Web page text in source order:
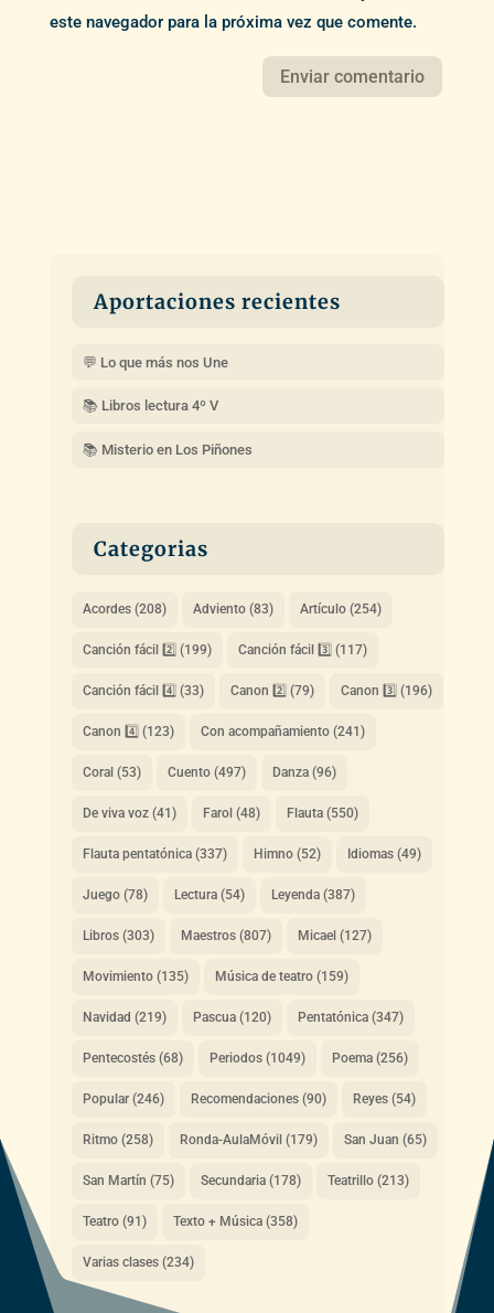
este navegador para la próxima vez que comente.
Aportaciones recientes
💬 Lo que más nos Une
📚 Libros lectura 4º V
📚 Misterio en Los Piñones
Categorias
Acordes(208) Adviento(83) Artículo(254)
Canción fácil 2️⃣ (199) Canción fácil 3️⃣ (117)
Canción fácil 4️⃣ (33) Canon 2️⃣ (79) Canon 3️⃣ (196)
Canon 4️⃣ (123) Con acompañamiento(241)
Coral (53) Cuento(497) Danza(96)
De viva voz(41) Farol (48) Flauta(550)
Flauta pentatónica(337) Himno(52) Idiomas(49)
Juego(78) Lectura(54) Leyenda(387)
Libros(303) Maestros(807) Micael (127)
Movimiento(135) Música de teatro(159)
Navidad (219) Pascua(120) Pentatónica(347)
Pentecostés(68) Periodos(1049) Poema(256)
Popular(246) Recomendaciones(90) Reyes(54)
Ritmo(258) Ronda-AulaMóvil (179) San Juan (65)
San Martín (75) Secundaria(178) Teatrillo(213)
Teatro(91) Texto + Música(358)
Varias clases(234)